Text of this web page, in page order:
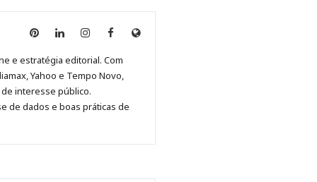
Anny
no
Pinterest
Anny
no
LinkedIn
Anny
no
Instagram
Anny
no
Facebook
Site
e estratégia editorial. Com
Yahoo e Tempo Novo,
interesse público.
de dados e boas práticas de